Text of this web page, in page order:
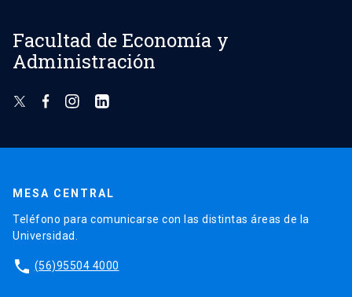
Facultad de Economía y
Administración
MESA CENTRAL
Teléfono para comunicarse con las distintas áreas de la
Universidad.
phone (56)95504 4000